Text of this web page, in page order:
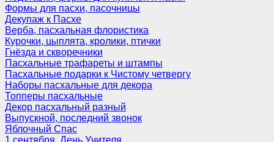
Формы для пасхи, пасочницы
Декупаж к Пасхе
Верба, пасхальная флористика
Курочки, цыплята, кролики, птички
Гнёзда и скворечники
Пасхальные трафареты и штампы
Пасхальные подарки к Чистому четвергу
Наборы пасхальные для декора
Топперы пасхальные
Декор пасхальный разный
Выпускной, последний звонок
Яблочный Спас
1 сентября, День Учителя